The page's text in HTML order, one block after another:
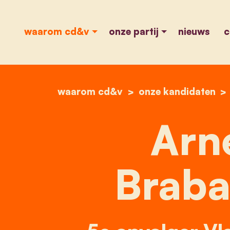
waarom cd&v onze partij nieuws
waarom cd&v onze kandidaten